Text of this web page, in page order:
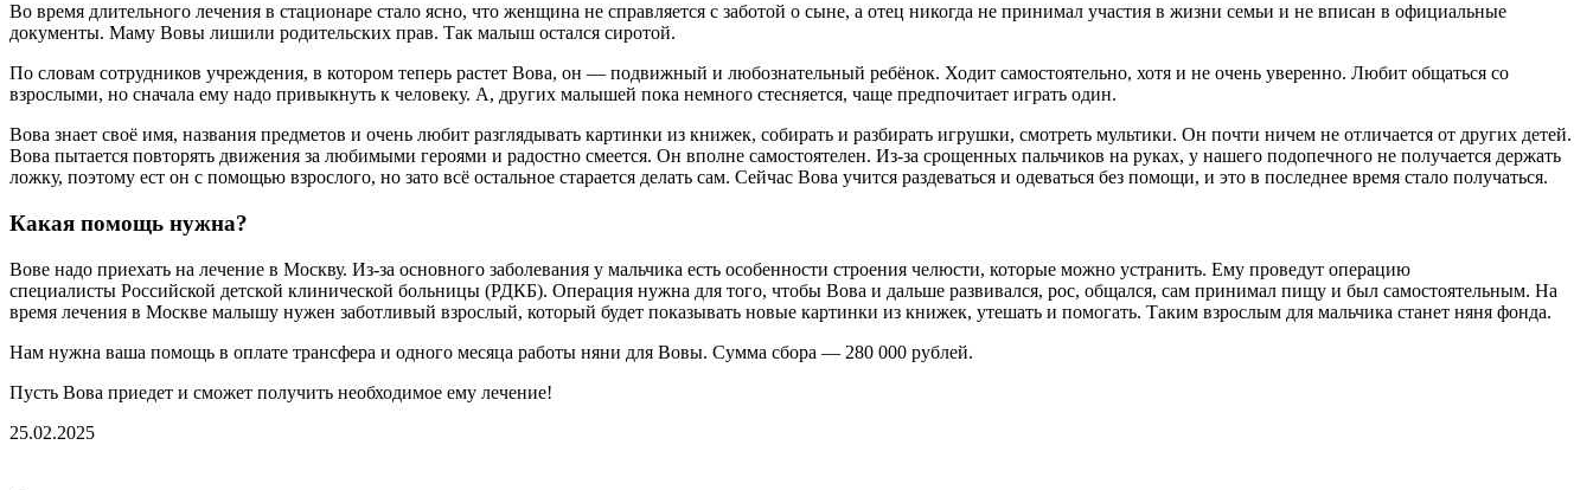
Во время длительного лечения в стационаре стало ясно, что женщина не справляется с заботой о сыне, а отец никогда не принимал участия в жизни семьи и не вписан в официальные
документы. Маму Вовы лишили родительских прав. Так малыш остался сиротой.
По словам сотрудников учреждения, в котором теперь растет Вова, он — подвижный и любознательный ребёнок. Ходит самостоятельно, хотя и не очень уверенно. Любит общаться со
взрослыми, но сначала ему надо привыкнуть к человеку. А, других малышей пока немного стесняется, чаще предпочитает играть один.
Вова знает своё имя, названия предметов и очень любит разглядывать картинки из книжек, собирать и разбирать игрушки, смотреть мультики. Он почти ничем не отличается от других детей.
Вова пытается повторять движения за любимыми героями и радостно смеется. Он вполне самостоятелен. Из-за срощенных пальчиков на руках, у нашего подопечного не получается держать
ложку, поэтому ест он с помощью взрослого, но зато всё остальное старается делать сам. Сейчас Вова учится раздеваться и одеваться без помощи, и это в последнее время стало получаться.
Какая помощь нужна?
Вове надо приехать на лечение в Москву. Из-за основного заболевания у мальчика есть особенности строения челюсти, которые можно устранить. Ему проведут операцию
специалисты Российской детской клинической больницы (РДКБ). Операция нужна для того, чтобы Вова и дальше развивался, рос, общался, сам принимал пищу и был самостоятельным. На
время лечения в Москве малышу нужен заботливый взрослый, который будет показывать новые картинки из книжек, утешать и помогать. Таким взрослым для мальчика станет няня фонда.
Нам нужна ваша помощь в оплате трансфера и одного месяца работы няни для Вовы. Сумма сбора — 280 000 рублей.
Пусть Вова приедет и сможет получить необходимое ему лечение!
25.02.2025